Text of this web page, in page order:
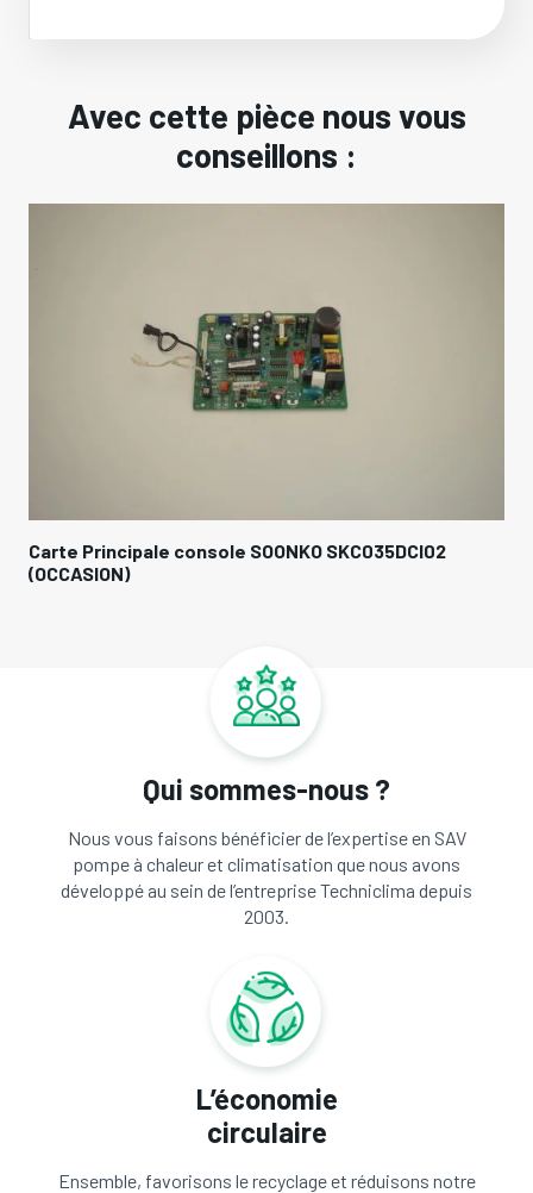
Avec cette pièce nous vous
conseillons :
Carte Principale console SOONKO SKC035DCI02
(OCCASION)
Qui sommes-nous ?
Nous vous faisons bénéficier de l’expertise en SAV
pompe à chaleur et climatisation que nous avons
développé au sein de l’entreprise Techniclima depuis
2003.
L’économie
circulaire
Ensemble, favorisons le recyclage et réduisons notre